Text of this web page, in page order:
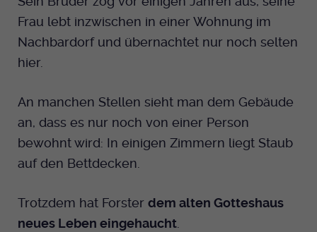
Frau lebt inzwischen in einer Wohnung im
Nachbardorf und übernachtet nur noch selten
hier.
An manchen Stellen sieht man dem Gebäude
an, dass es nur noch von einer Person
bewohnt wird: In einigen Zimmern liegt Staub
auf den Bettdecken.
Trotzdem hat Forster dem alten Gotteshaus
neues Leben eingehaucht